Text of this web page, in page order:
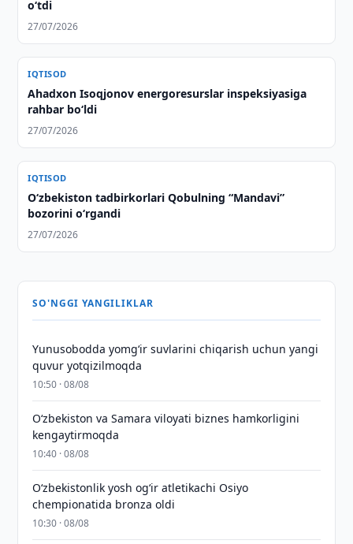
o‘tdi
27/07/2026
IQTISOD
Ahadxon Isoqjonov energoresurslar inspeksiyasiga
rahbar bo‘ldi
27/07/2026
IQTISOD
O‘zbekiston tadbirkorlari Qobulning “Mandavi”
bozorini o‘rgandi
27/07/2026
SO'NGGI YANGILIKLAR
Yunusobodda yomg‘ir suvlarini chiqarish uchun yangi
quvur yotqizilmoqda
10:50 · 08/08
Oʻzbekiston va Samara viloyati biznes hamkorligini
kengaytirmoqda
10:40 · 08/08
O‘zbekistonlik yosh og‘ir atletikachi Osiyo
chempionatida bronza oldi
10:30 · 08/08